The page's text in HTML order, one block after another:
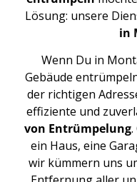
Lösung: unsere
in
Wenn Du in
Gebäude
der richtigen
effiziente und
von Entrümpelung
ein Haus, eine
wir kümmern uns